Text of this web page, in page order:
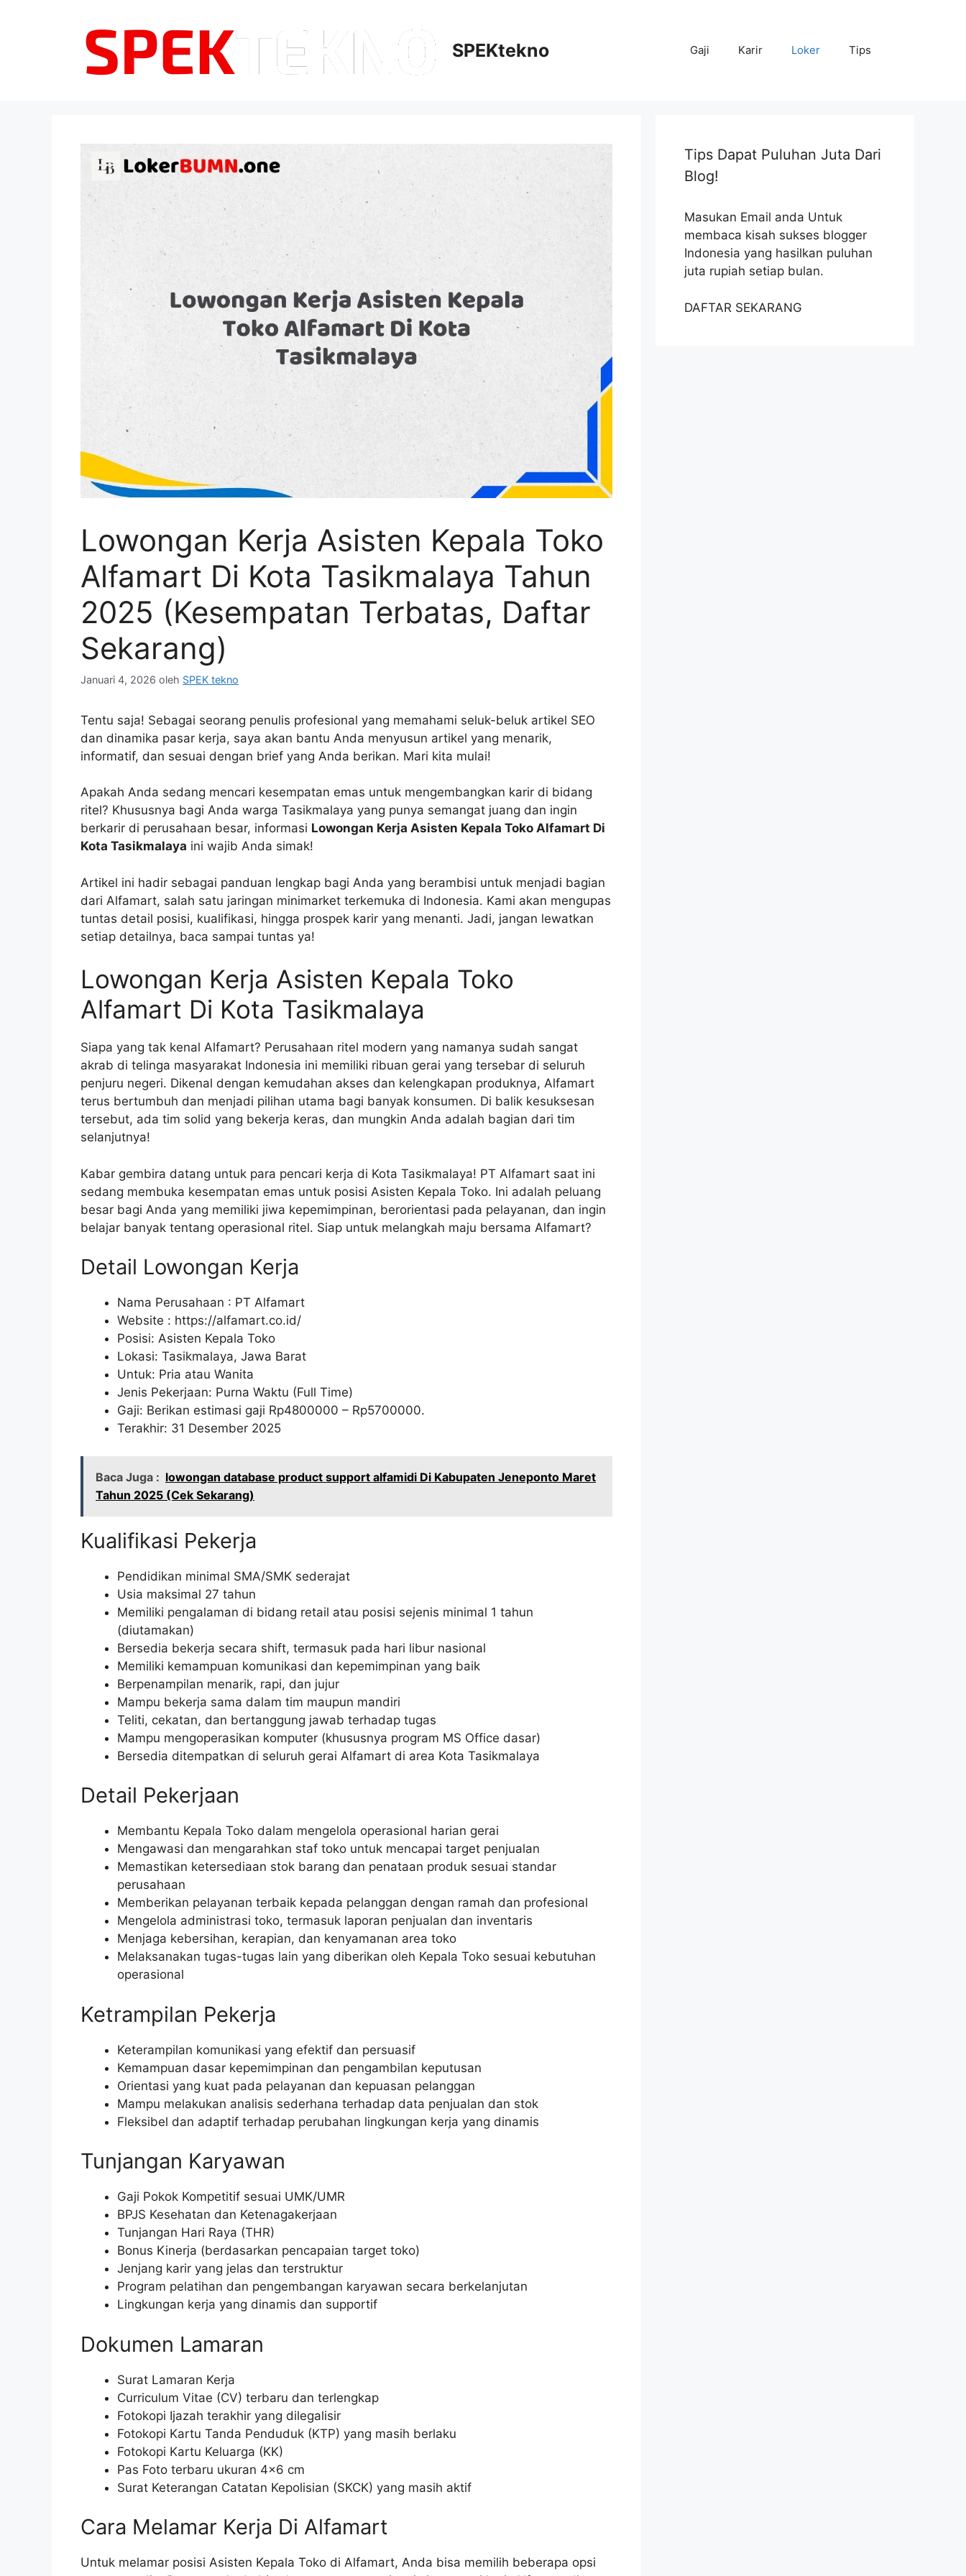
SPEKtekno Gaji Karir Loker Tips
Lowongan Kerja Asisten Kepala Toko
Alfamart Di Kota Tasikmalaya Tahun
2025 (Kesempatan Terbatas, Daftar
Sekarang)
Januari 4, 2026 oleh SPEK tekno
Tentu saja! Sebagai seorang penulis profesional yang memahami seluk-beluk artikel SEO
dan dinamika pasar kerja, saya akan bantu Anda menyusun artikel yang menarik,
informatif, dan sesuai dengan brief yang Anda berikan. Mari kita mulai!
Apakah Anda sedang mencari kesempatan emas untuk mengembangkan karir di bidang
ritel? Khususnya bagi Anda warga Tasikmalaya yang punya semangat juang dan ingin
berkarir di perusahaan besar, informasi Lowongan Kerja Asisten Kepala Toko Alfamart Di
Kota Tasikmalaya ini wajib Anda simak!
Artikel ini hadir sebagai panduan lengkap bagi Anda yang berambisi untuk menjadi bagian
dari Alfamart, salah satu jaringan minimarket terkemuka di Indonesia. Kami akan mengupas
tuntas detail posisi, kualifikasi, hingga prospek karir yang menanti. Jadi, jangan lewatkan
setiap detailnya, baca sampai tuntas ya!
Lowongan Kerja Asisten Kepala Toko
Alfamart Di Kota Tasikmalaya
Siapa yang tak kenal Alfamart? Perusahaan ritel modern yang namanya sudah sangat
akrab di telinga masyarakat Indonesia ini memiliki ribuan gerai yang tersebar di seluruh
penjuru negeri. Dikenal dengan kemudahan akses dan kelengkapan produknya, Alfamart
terus bertumbuh dan menjadi pilihan utama bagi banyak konsumen. Di balik kesuksesan
tersebut, ada tim solid yang bekerja keras, dan mungkin Anda adalah bagian dari tim
selanjutnya!
Kabar gembira datang untuk para pencari kerja di Kota Tasikmalaya! PT Alfamart saat ini
sedang membuka kesempatan emas untuk posisi Asisten Kepala Toko. Ini adalah peluang
besar bagi Anda yang memiliki jiwa kepemimpinan, berorientasi pada pelayanan, dan ingin
belajar banyak tentang operasional ritel. Siap untuk melangkah maju bersama Alfamart?
Detail Lowongan Kerja
Nama Perusahaan : PT Alfamart
Website : https://alfamart.co.id/
Posisi: Asisten Kepala Toko
Lokasi: Tasikmalaya, Jawa Barat
Untuk: Pria atau Wanita
Jenis Pekerjaan: Purna Waktu (Full Time)
Gaji: Berikan estimasi gaji Rp4800000 – Rp5700000.
Terakhir: 31 Desember 2025
Baca Juga : lowongan database product support alfamidi Di Kabupaten Jeneponto Maret
Tahun 2025 (Cek Sekarang)
Kualifikasi Pekerja
Pendidikan minimal SMA/SMK sederajat
Usia maksimal 27 tahun
Memiliki pengalaman di bidang retail atau posisi sejenis minimal 1 tahun
(diutamakan)
Bersedia bekerja secara shift, termasuk pada hari libur nasional
Memiliki kemampuan komunikasi dan kepemimpinan yang baik
Berpenampilan menarik, rapi, dan jujur
Mampu bekerja sama dalam tim maupun mandiri
Teliti, cekatan, dan bertanggung jawab terhadap tugas
Mampu mengoperasikan komputer (khususnya program MS Office dasar)
Bersedia ditempatkan di seluruh gerai Alfamart di area Kota Tasikmalaya
Detail Pekerjaan
Membantu Kepala Toko dalam mengelola operasional harian gerai
Mengawasi dan mengarahkan staf toko untuk mencapai target penjualan
Memastikan ketersediaan stok barang dan penataan produk sesuai standar
perusahaan
Memberikan pelayanan terbaik kepada pelanggan dengan ramah dan profesional
Mengelola administrasi toko, termasuk laporan penjualan dan inventaris
Menjaga kebersihan, kerapian, dan kenyamanan area toko
Melaksanakan tugas-tugas lain yang diberikan oleh Kepala Toko sesuai kebutuhan
operasional
Ketrampilan Pekerja
Keterampilan komunikasi yang efektif dan persuasif
Kemampuan dasar kepemimpinan dan pengambilan keputusan
Orientasi yang kuat pada pelayanan dan kepuasan pelanggan
Mampu melakukan analisis sederhana terhadap data penjualan dan stok
Fleksibel dan adaptif terhadap perubahan lingkungan kerja yang dinamis
Tunjangan Karyawan
Gaji Pokok Kompetitif sesuai UMK/UMR
BPJS Kesehatan dan Ketenagakerjaan
Tunjangan Hari Raya (THR)
Bonus Kinerja (berdasarkan pencapaian target toko)
Jenjang karir yang jelas dan terstruktur
Program pelatihan dan pengembangan karyawan secara berkelanjutan
Lingkungan kerja yang dinamis dan supportif
Dokumen Lamaran
Surat Lamaran Kerja
Curriculum Vitae (CV) terbaru dan terlengkap
Fotokopi Ijazah terakhir yang dilegalisir
Fotokopi Kartu Tanda Penduduk (KTP) yang masih berlaku
Fotokopi Kartu Keluarga (KK)
Pas Foto terbaru ukuran 4×6 cm
Surat Keterangan Catatan Kepolisian (SKCK) yang masih aktif
Cara Melamar Kerja Di Alfamart
Untuk melamar posisi Asisten Kepala Toko di Alfamart, Anda bisa memilih beberapa opsi
Tips Dapat Puluhan Juta Dari
Blog!
Masukan Email anda Untuk
membaca kisah sukses blogger
Indonesia yang hasilkan puluhan
juta rupiah setiap bulan.
DAFTAR SEKARANG